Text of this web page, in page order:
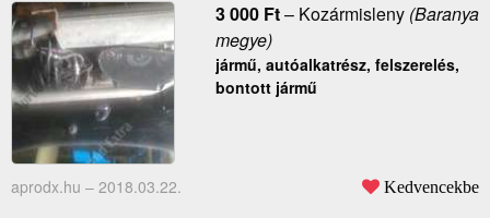
3 000 Ft– Kozármisleny(Baranya
megye)
jármű, autóalkatrész, felszerelés,
bontott jármű
aprodx.hu – 2018.03.22. Kedvencekbe